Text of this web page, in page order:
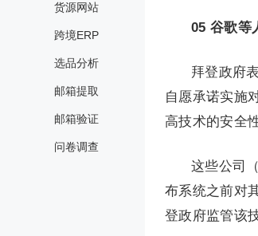
货源网站
跨境ERP
选品分析
邮箱提取
邮箱验证
问卷调查
05 谷歌等
拜登政府
自愿承诺实施
高技术的安全性
这些公司
布系统之前对
登政府监管该